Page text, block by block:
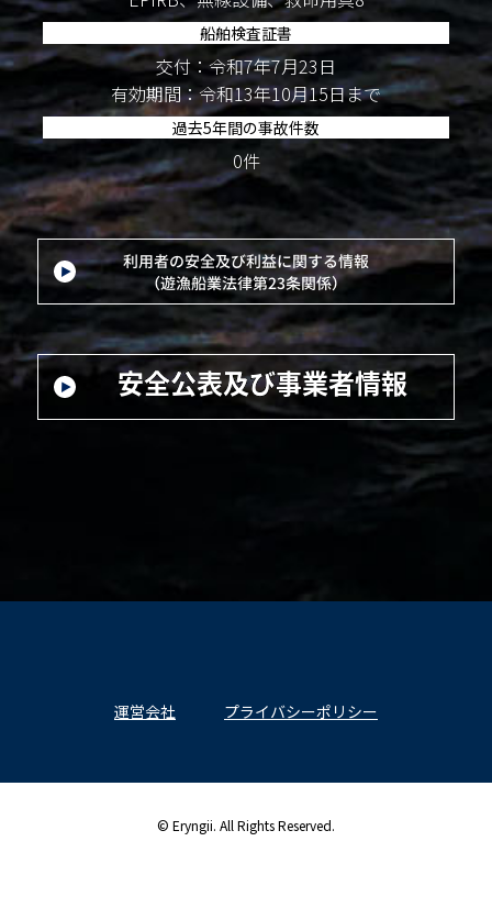
船舶検査証書
交付：令和7年7月23日
有効期間：令和13年10月15日まで
過去5年間の事故件数
0件
運営会社 プライバシーポリシー
© Eryngii. All Rights Reserved.